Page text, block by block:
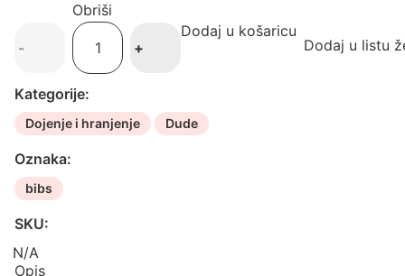
Obriši
duda
Ivory
količina
- +
Dodaj u košaricu
Dodaj u listu
Kategorije:
Dojenje i hranjenje Dude
Oznaka:
bibs
SKU:
N/A
Opis